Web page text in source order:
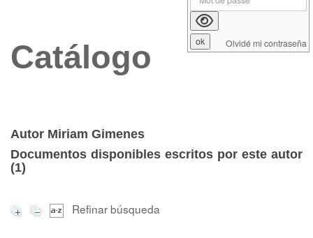
Catálogo
Autor Miriam Gimenes
Documentos disponibles escritos por este autor
(1)
Refinar búsqueda
Olvidé mi contraseña